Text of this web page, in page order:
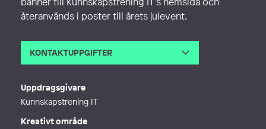
återanvänds i poster till årets julevent.
KONTAKTUPPGIFTER
Uppdragsgivare
Kunnskapstrening IT
Kreativt område